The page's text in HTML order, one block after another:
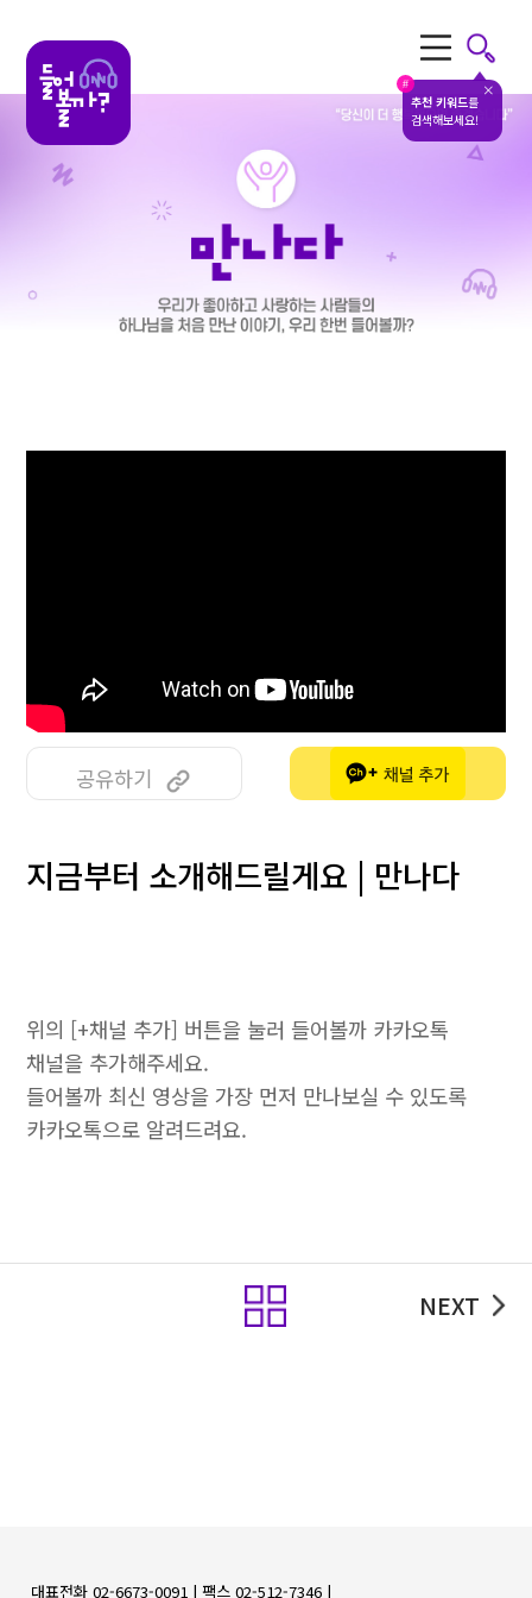
#
추천 키워드를
검색해보세요!
공유하기
지금부터 소개해드릴게요 | 만나다
위의 [+채널 추가] 버튼을 눌러 들어볼까 카카오톡
채널을 추가해주세요.
들어볼까 최신 영상을 가장 먼저 만나보실 수 있도록
카카오톡으로 알려드려요.
목록 NEXT
대표전화 02-6673-0091 | 팩스 02-512-7346 |